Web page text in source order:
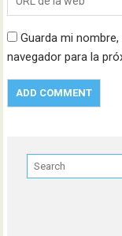
Guarda mi
navegador para la